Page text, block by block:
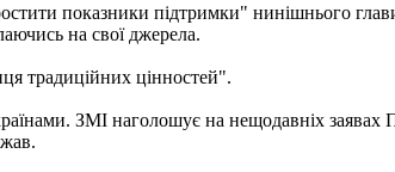
показники підтримки" нинішнього
на свої джерела.
традиційних цінностей".
ЗМІ наголошує на нещодавніх заявах